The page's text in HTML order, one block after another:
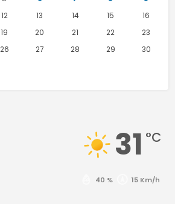
31 °C
40 % 15 Km/h
12 13 14 15
16
19 20 21 22
23
26 27 28 29
30